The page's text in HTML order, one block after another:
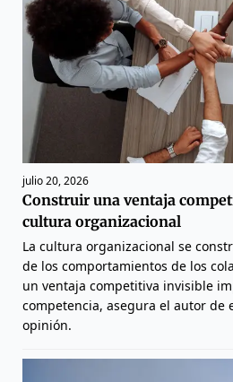
julio 20, 2026
Construir una ventaja
cultura organizacional
La cultura organizacional se
de los comportamientos de los
un ventaja competitiva invisible
competencia, asegura el autor de
opinión.